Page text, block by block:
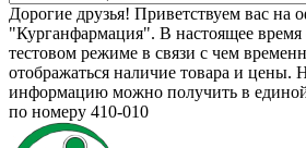
Дорогие друзья! Приветствуем вас на
"Курганфармация". В настоящее время
тестовом режиме в связи с чем
отображаться наличие товара и цены.
информацию можно получить в
по номеру 410-010